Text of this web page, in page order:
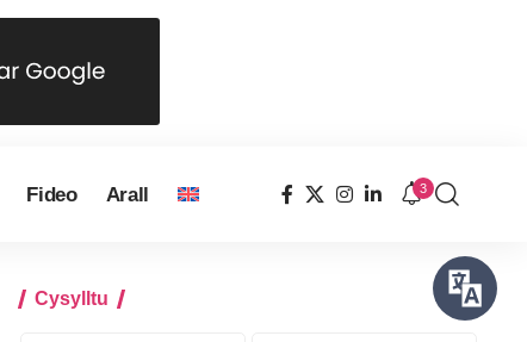
Fideo Arall 3
Cysylltu